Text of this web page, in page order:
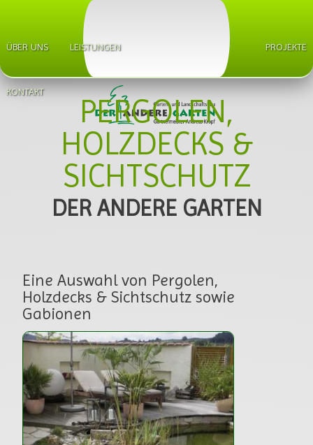
ÜBERSPRINGEN
ÜBER UNS LEISTUNGEN PROJEKTE
KONTAKT
PERGOLEN,
HOLZDECKS &
SICHTSCHUTZ
DER ANDERE GARTEN
Eine Auswahl von Pergolen,
Holzdecks & Sichtschutz sowie
Gabionen